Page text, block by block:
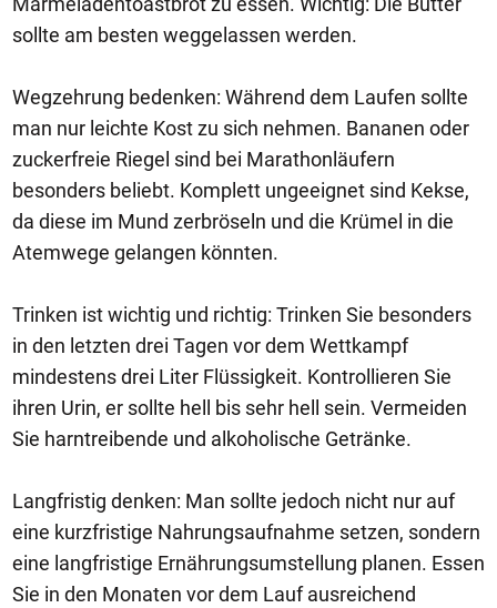
sollte am besten weggelassen werden.
Wegzehrung bedenken: Während dem Laufen sollte
man nur leichte Kost zu sich nehmen. Bananen oder
zuckerfreie Riegel sind bei Marathonläufern
besonders beliebt. Komplett ungeeignet sind Kekse,
da diese im Mund zerbröseln und die Krümel in die
Atemwege gelangen könnten.
Trinken ist wichtig und richtig: Trinken Sie besonders
in den letzten drei Tagen vor dem Wettkampf
mindestens drei Liter Flüssigkeit. Kontrollieren Sie
ihren Urin, er sollte hell bis sehr hell sein. Vermeiden
Sie harntreibende und alkoholische Getränke.
Langfristig denken: Man sollte jedoch nicht nur auf
eine kurzfristige Nahrungsaufnahme setzen, sondern
eine langfristige Ernährungsumstellung planen. Essen
Sie in den Monaten vor dem Lauf ausreichend